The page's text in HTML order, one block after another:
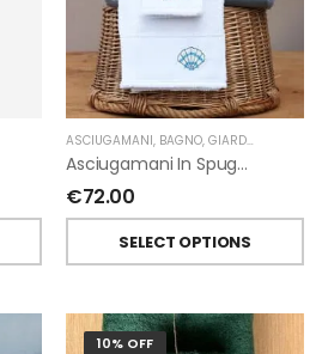
GIARDINO SEGRETO
ASCIUGAMANI, BAGNO, GIARDINO SEGRETO
Asciugamani In Spugna Con Ricami Marini Di Giardino Segreto.
€72.00
SELECT OPTIONS
10% OFF